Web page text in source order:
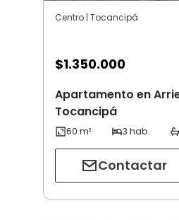
Centro | Tocancipá
$1.350.000
Apartamento en
Tocancipá
Contactar